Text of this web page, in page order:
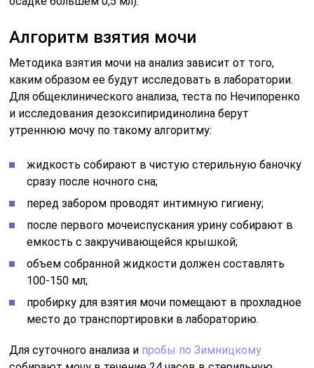
емкость с закручивающейся крышкой;
100-150 мл;
пробирку для взятия мочи помещают в прохладное
место до транспортировки в лабораторию.
Для суточного анализа и
пробы по Зимницкому
собирают мочу в течение 24 часов в стерильную
емкость. Собранную жидкость встряхивают, чтобы
перемешать состав и переливают небольшое
количество в отдельную емкость. Эту пробирку
передают в лабораторию на исследование. Взятие
мочи на бактериологическое исследование проводят
из очередной порции урины в любое время суток.
не берут. Однако в ситуациях, когда анализ экстренно
необходим, можно воспользоваться гигиеническим
тампоном. После гигиены интимной зоны его
помещают во влагалище. После этого женщина может